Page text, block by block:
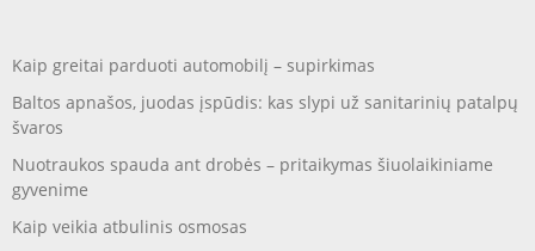
Kaip greitai parduoti automobilį – supirkimas
Baltos apnašos, juodas įspūdis: kas slypi už sanitarinių patalpų
švaros
Nuotraukos spauda ant drobės – pritaikymas šiuolaikiniame
gyvenime
Kaip veikia atbulinis osmosas